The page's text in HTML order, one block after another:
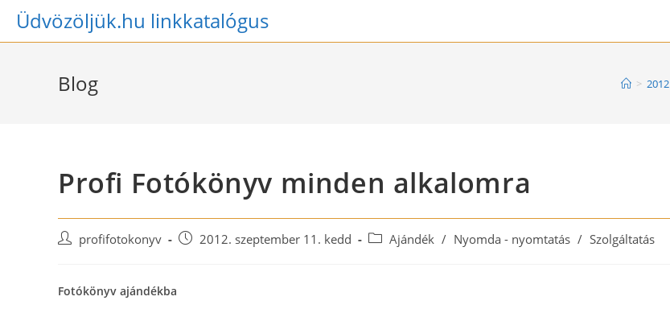
SkipÜdvözöljük.hu linkkatalógus
Blog > 2012
Profi Fotókönyv minden alkalomra
Post profifotokonyv
Post 2012. szeptember 11. kedd
PostAjándék / Nyomda - nyomtatás / Szolgáltatás
Fotókönyv ajándékba